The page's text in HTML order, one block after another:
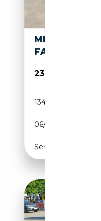
MERCEDES-
FASCINATION
23 900€
134 569 km
06/2013
Semi-automatique